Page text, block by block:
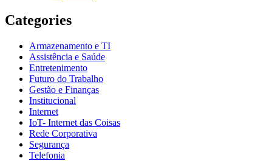
Categories
Armazenamento e TI
Assistência e Saúde
Entretenimento
Futuro do Trabalho
Gestão e Finanças
Institucional
Internet
IoT- Internet das Coisas
Rede Corporativa
Segurança
Telefonia